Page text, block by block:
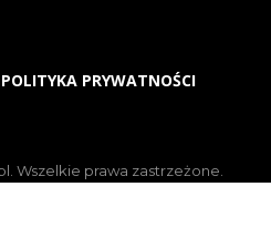
POLITYKA PRYWATNOŚCI
Wszelkie prawa zastrzeżone.